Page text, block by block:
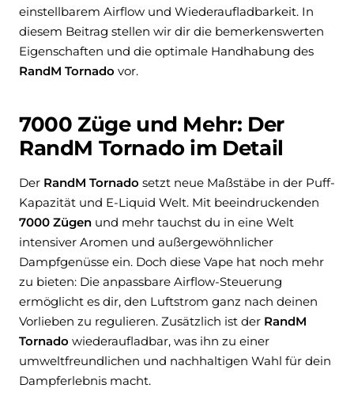
einstellbarem Airflow und Wiederaufladbarkeit. In
diesem Beitrag stellen wir dir die bemerkenswerten
Eigenschaften und die optimale Handhabung des
RandM Tornado vor.
7000 Züge und Mehr: Der
RandM Tornado im Detail
Der RandM Tornado setzt neue Maßstäbe in der Puff-
Kapazität und E-Liquid Welt. Mit beeindruckenden
7000 Zügen und mehr tauchst du in eine Welt
intensiver Aromen und außergewöhnlicher
Dampfgenüsse ein. Doch diese Vape hat noch mehr
zu bieten: Die anpassbare Airflow-Steuerung
ermöglicht es dir, den Luftstrom ganz nach deinen
Vorlieben zu regulieren. Zusätzlich ist der RandM
Tornado wiederaufladbar, was ihn zu einer
umweltfreundlichen und nachhaltigen Wahl für dein
Dampferlebnis macht.